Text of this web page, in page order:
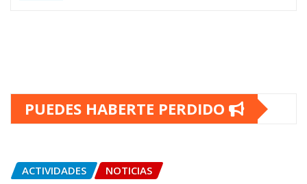
PUEDES HABERTE PERDIDO
ACTIVIDADES NOTICIAS